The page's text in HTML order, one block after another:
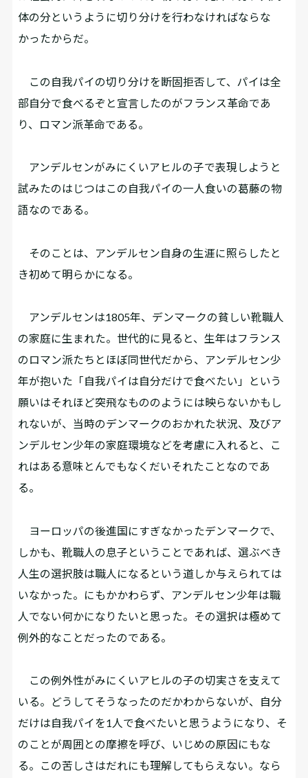
体の分というように切り分けを行わなければならな
かったからだ。
この自我パイの切り分けを断固拒否して、パイは全
部自分で食べるぞと宣言したのがフランス革命であ
り、ロマン派革命である。
アンデルセンがみにくいアヒルの子で表現しようと
試みたのはじつはこの自我パイの一人食いの葛藤の物
語なのである。
そのことは、アンデルセン自身の生涯に照らしたと
き初めて明らかになる。
アンデルセンは1805年、デンマークの貧しい靴職人
の家庭に生まれた。世代的に見ると、生年はフランス
のロマン派たちとほぼ同世代だから、アンデルセン少
年が抱いた「自我パイは自分だけで食べたい」という
願いはそれほど突飛なもののようには映らないかもし
れないが、当時のデンマークのおかれた状況、及びア
ンデルセン少年の家庭環境などを考慮に入れると、こ
れはある意味とんでもなくだいそれたことなのであ
る。
ヨーロッパの後進国にすぎなかったデンマークで、
しかも、靴職人の息子ということであれば、選ぶべき
人生の選択肢は職人になるという道しか与えられては
いなかった。にもかかわらず、アンデルセン少年は職
人でない何かになりたいと思った。その選択は極めて
例外的なことだったのである。
この例外性がみにくいアヒルの子の切実さを支えて
いる。どうしてそうなったのだかわからないが、自分
だけは自我パイを1人で食べたいと思うようになり、そ
のことが周囲との摩擦を呼び、いじめの原因にもな
る。この苦しさはだれにも理解してもらえない。なら